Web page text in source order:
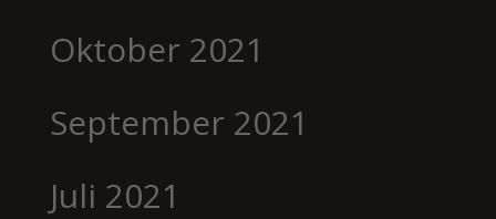
Oktober 2021
September 2021
Juli 2021